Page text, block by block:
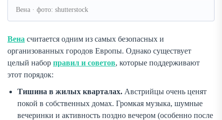
Вена · фото: shutterstock
Вена считается одним из самых безопасных и
организованных городов Европы. Однако существует
целый набор правил и советов, которые поддерживают
этот порядок:
Тишина в жилых кварталах. Австрийцы очень ценят
покой в собственных домах. Громкая музыка, шумные
вечеринки и активность поздно вечером (особенно после